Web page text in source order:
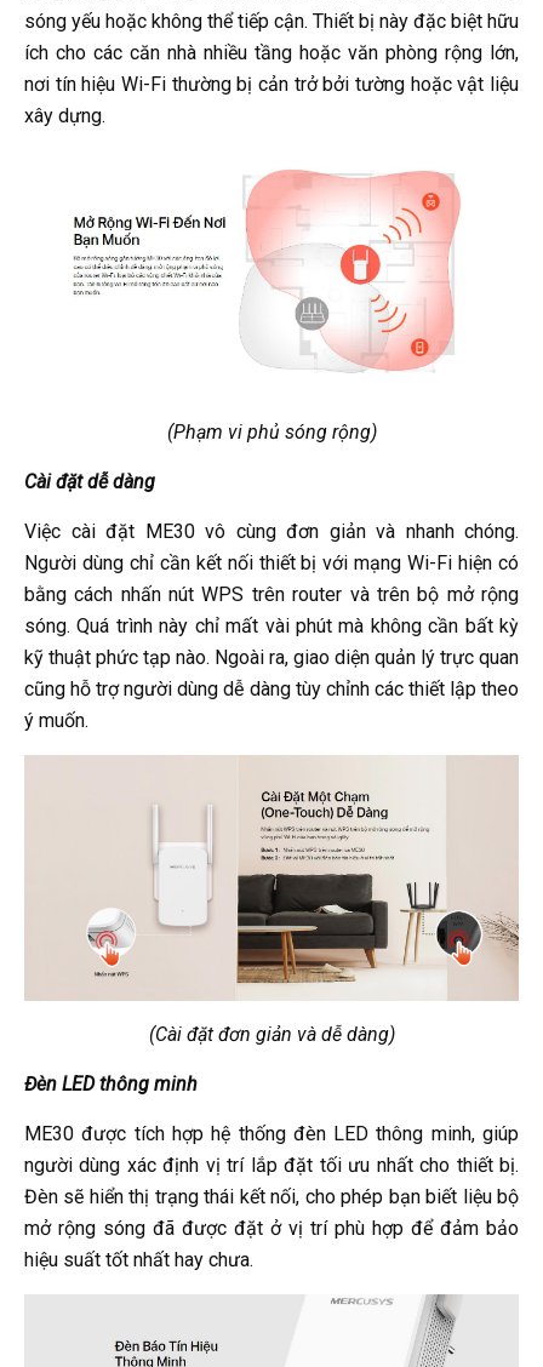
sóng yếu hoặc không thể tiếp cận. Thiết bị này đặc biệt hữu
ích cho các căn nhà nhiều tầng hoặc văn phòng rộng lớn,
nơi tín hiệu Wi-Fi thường bị cản trở bởi tường hoặc vật liệu
xây dựng.
(Phạm vi phủ sóng rộng)
Cài đặt dễ dàng
Việc cài đặt ME30 vô cùng đơn giản và nhanh chóng.
Người dùng chỉ cần kết nối thiết bị với mạng Wi-Fi hiện có
bằng cách nhấn nút WPS trên router và trên bộ mở rộng
sóng. Quá trình này chỉ mất vài phút mà không cần bất kỳ
kỹ thuật phức tạp nào. Ngoài ra, giao diện quản lý trực quan
cũng hỗ trợ người dùng dễ dàng tùy chỉnh các thiết lập theo
ý muốn.
(Cài đặt đơn giản và dễ dàng)
Đèn LED thông minh
ME30 được tích hợp hệ thống đèn LED thông minh, giúp
người dùng xác định vị trí lắp đặt tối ưu nhất cho thiết bị.
Đèn sẽ hiển thị trạng thái kết nối, cho phép bạn biết liệu bộ
mở rộng sóng đã được đặt ở vị trí phù hợp để đảm bảo
hiệu suất tốt nhất hay chưa.